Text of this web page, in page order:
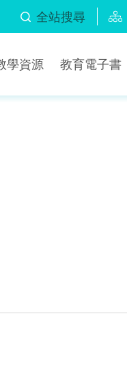
全站搜尋
學資源 教育電子書